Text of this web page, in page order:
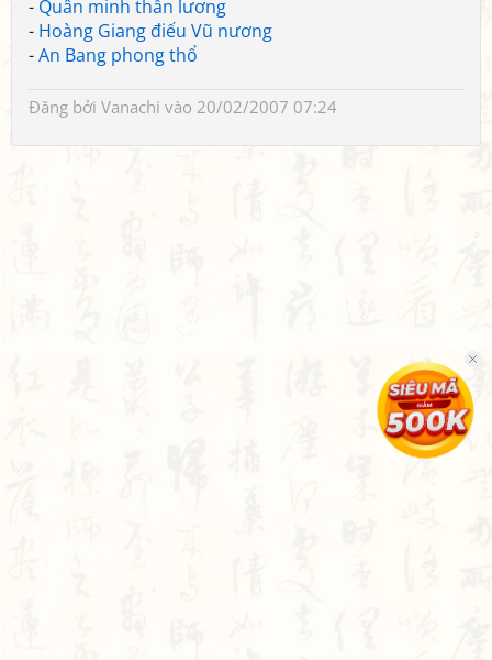
- Quân minh thần lương
- Hoàng Giang điếu Vũ nương
-An Bang phong thổ
Đăng bởi Vanachi vào 20/02/2007 07:24